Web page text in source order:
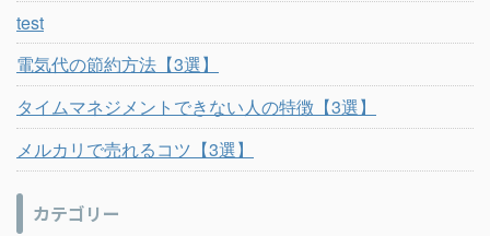
test
電気代の節約方法【3選】
タイムマネジメントできない人の特徴【3選】
メルカリで売れるコツ【3選】
カテゴリー